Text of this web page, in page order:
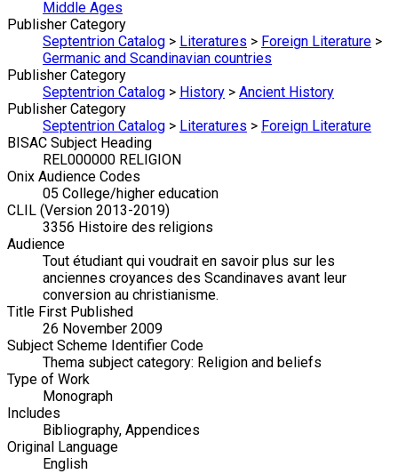
Middle Ages
Publisher Category
Septentrion Catalog > Literatures > Foreign Literature >
Germanic and Scandinavian countries
Publisher Category
Septentrion Catalog > History > Ancient History
Publisher Category
Septentrion Catalog > Literatures > Foreign Literature
BISAC Subject Heading
REL000000 RELIGION
Onix Audience Codes
05 College/higher education
CLIL (Version 2013-2019)
3356 Histoire des religions
Audience
Tout étudiant qui voudrait en savoir plus sur les
anciennes croyances des Scandinaves avant leur
conversion au christianisme.
Title First Published
26 November 2009
Subject Scheme Identifier Code
Thema subject category: Religion and beliefs
Type of Work
Monograph
Includes
Bibliography, Appendices
Original Language
English